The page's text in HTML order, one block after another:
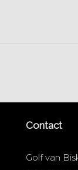
Contact
Golf van